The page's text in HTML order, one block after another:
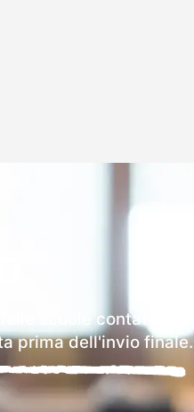
scuole contattate.
prima dell'invio finale.